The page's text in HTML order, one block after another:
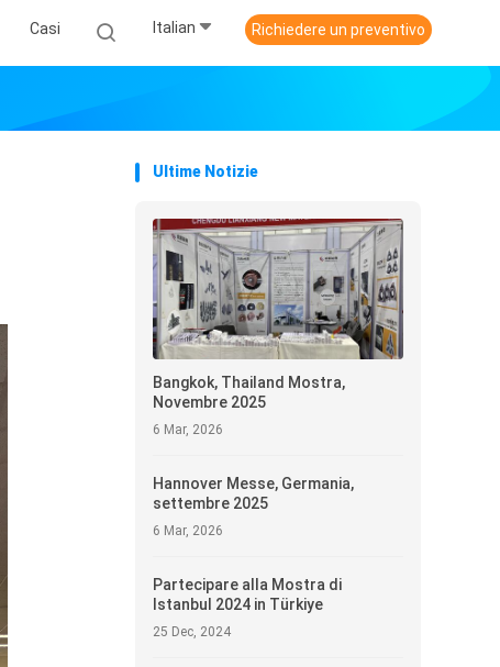
Casi Italian Richiedere un preventivo
Ultime Notizie
Bangkok, Thailand Mostra,
Novembre 2025
6 Mar, 2026
Hannover Messe, Germania,
settembre 2025
6 Mar, 2026
Partecipare alla Mostra di
Istanbul 2024 in Türkiye
25 Dec, 2024